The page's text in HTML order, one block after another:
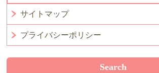
サイトマップ
プライバシーポリシー
Search